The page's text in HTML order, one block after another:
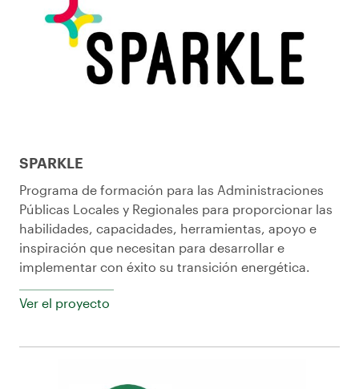
SPARKLE
Programa de formación para las Administraciones
Públicas Locales y Regionales para proporcionar las
habilidades, capacidades, herramientas, apoyo e
inspiración que necesitan para desarrollar e
implementar con éxito su transición energética.
Ver el proyecto